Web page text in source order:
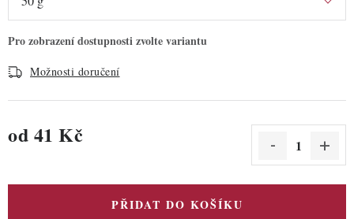
Možnosti doručení
od 41 Kč
PŘIDAT DO KOŠÍKU